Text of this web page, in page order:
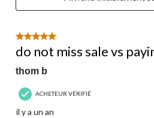
5 étoile(s) sur 5.
do not miss sale vs
thom b
ACHETEUR VÉRIFIÉ
il y a un an